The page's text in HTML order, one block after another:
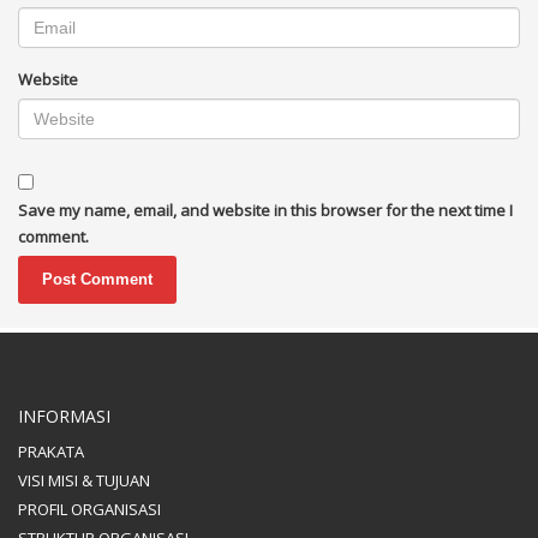
Website
Save my name, email, and website in this browser for the next time I
comment.
INFORMASI
PRAKATA
VISI MISI & TUJUAN
PROFIL ORGANISASI